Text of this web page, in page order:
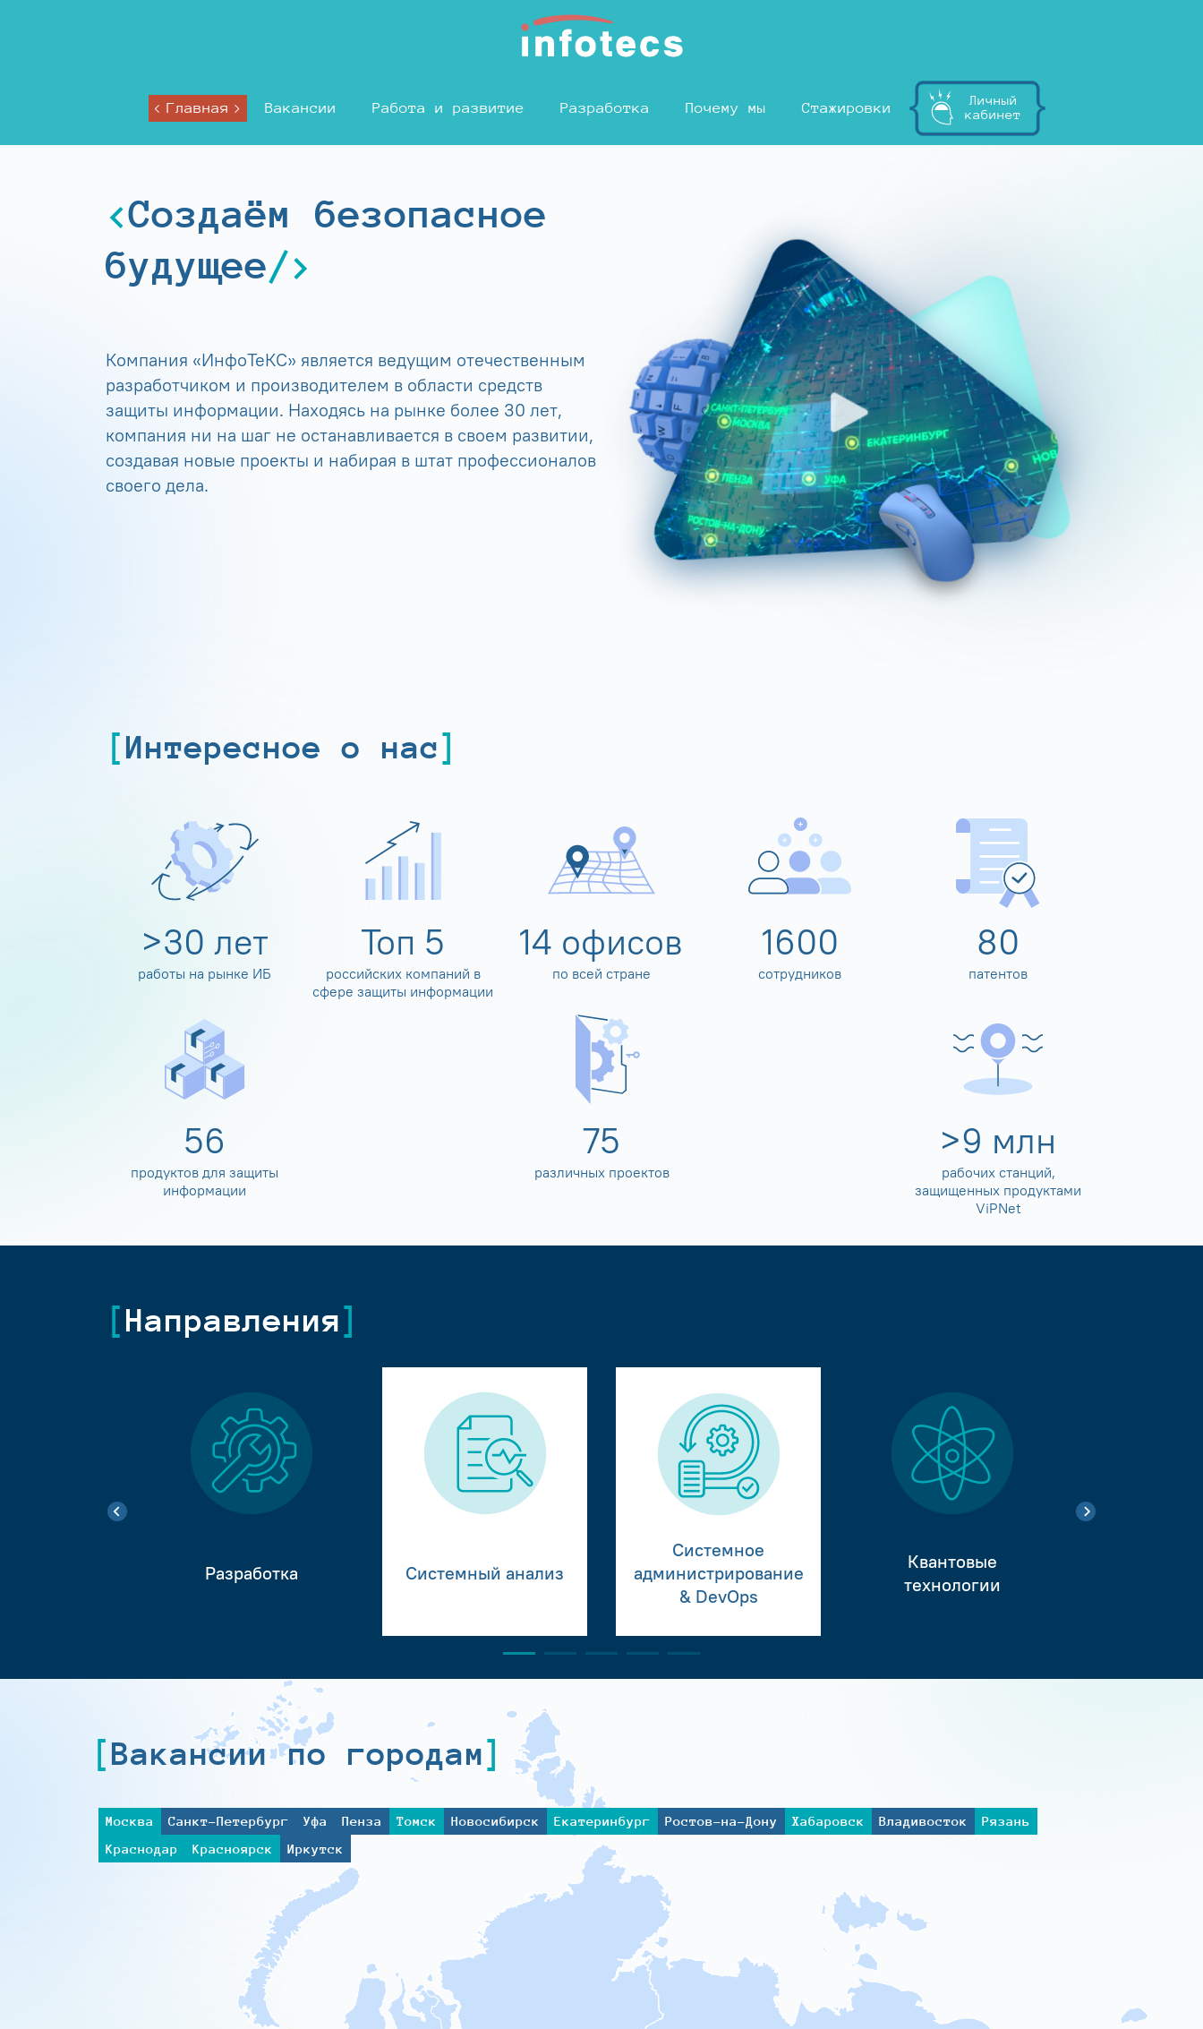
Главная Вакансии Работа и развитие Разработка Почему мы Стажировки
Личный
кабинет
Создаём безопасное
будущее
Компания «ИнфоТеКС» является ведущим отечественным
разработчиком и производителем в области средств
защиты информации. Находясь на рынке более 30 лет,
компания ни на шаг не останавливается в своем развитии,
создавая новые проекты и набирая в штат профессионалов
своего дела.
Интересное о нас
>30 лет
работы на рынке ИБ
Топ 5
российских компаний в
сфере защиты информации
14 офисов
по всей стране
1600
сотрудников
80
патентов
60
продуктов для защиты
информации
80
различных проектов
>10 млн
рабочих станций,
защищенных продуктами
ViPNet
Направления
Разработка Системный анализ
Системное
администрирование
& DevOps
Квантовые
технологии
Вакансии по городам
Москва Санкт-Петербург Уфа Пенза Томск Новосибирск Екатеринбург Ростов-на-Дону Хабаровск Владивосток
Рязань
Краснодар
Красноярск Иркутск